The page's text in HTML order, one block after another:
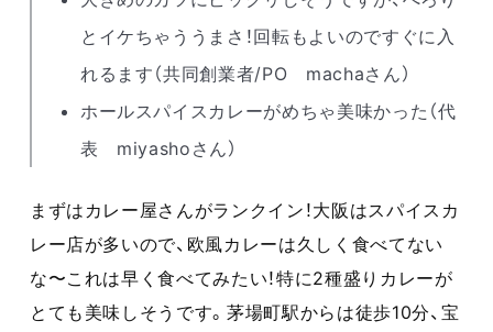
とイケちゃううまさ！回転もよいのですぐに入
れるます（共同創業者/PO machaさん）
ホールスパイスカレーがめちゃ美味かった（代
表 miyashoさん）
まずはカレー屋さんがランクイン！大阪はスパイスカ
レー店が多いので、欧風カレーは久しく食べてない
な〜これは早く食べてみたい！特に2種盛りカレーが
とても美味しそうです。茅場町駅からは徒歩10分、宝